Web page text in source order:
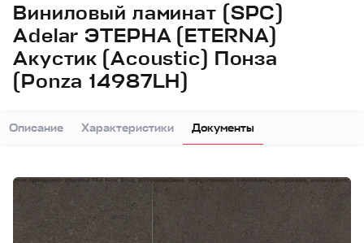
Виниловый ламинат (SPC)
Adelar ЭТЕРНА (ETERNA)
Акустик (Acoustic) Понза
(Ponza 14987LH)
Описание Характеристики Документы